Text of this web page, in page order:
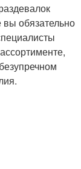
обязательно